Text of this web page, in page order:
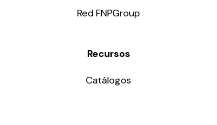
Red FNPGroup
Recursos
Catálogos